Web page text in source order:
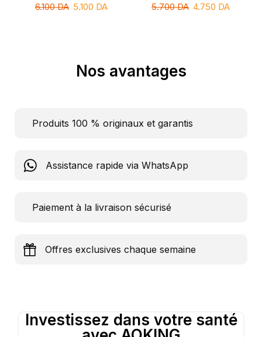
6.100DA 5.100 DA 5.700DA 4.750 DA
Nos avantages
Produits 100 % originaux et garantis
Assistance rapide via WhatsApp
Paiement à la livraison sécurisé
Offres exclusives chaque semaine
Investissez dans votre santé